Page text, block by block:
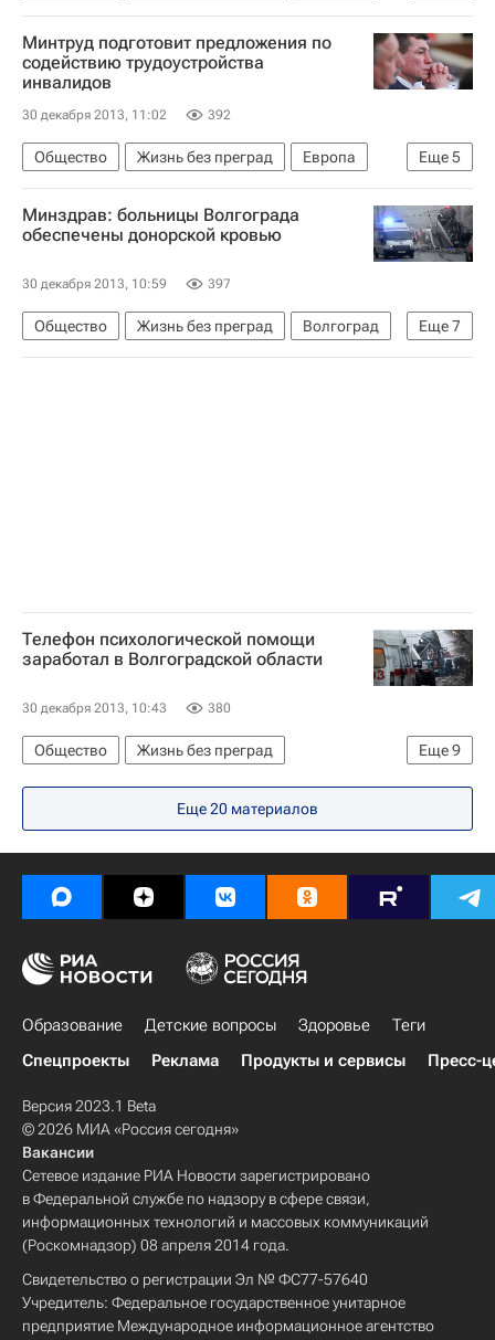
Европа
Правительство РФ Россия
Минтруд подготовит предложения по
содействию трудоустройства
инвалидов
30 декабря 2013, 11:02 392
Еще5
Общество Жизнь без преград
Европа
Весь мир
Максим Топилин
Министерство труда и социальной защиты РФ (Минтруд России)
Минздрав: больницы Волгограда
обеспечены донорской кровью
30 декабря 2013, 10:59 397
Еще7
Общество Жизнь без преград
Волгоград
Весь мир
Европа
Волгоградская область
Телефон психологической помощи
заработал в Волгоградской области
30 декабря 2013, 10:43 380
Еще9
Общество
Жизнь без преград
Волгоградская область
Волгоград
Европа
Южный ФО
Администрация Волгоградской области
Теракт в троллейбусе в Волгограде
Школа волонтера
Россия
Еще 20 материалов
Образование Детские вопросы Здоровье
Теги
Спецпроекты
Реклама Продукты и сервисы Пресс-
Версия 2023.1 Beta
© 2026 МИА «Россия сегодня»
Вакансии
Сетевое издание РИА Новости зарегистрировано
в Федеральной службе по надзору в сфере связи,
информационных технологий и массовых коммуникаций
(Роскомнадзор) 08 апреля 2014 года.
Свидетельство о регистрации Эл № ФС77-57640
Учредитель: Федеральное государственное унитарное
предприятие Международное информационное агентство